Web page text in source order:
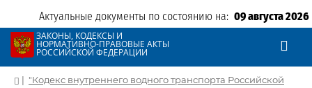
Актуальные документы по состоянию на: 09 августа 2026
ЗАКОНЫ, КОДЕКСЫ И
НОРМАТИВНО-ПРАВОВЫЕ АКТЫ
РОССИЙСКОЙ ФЕДЕРАЦИИ
| "Кодекс внутреннего водного транспорта Российской